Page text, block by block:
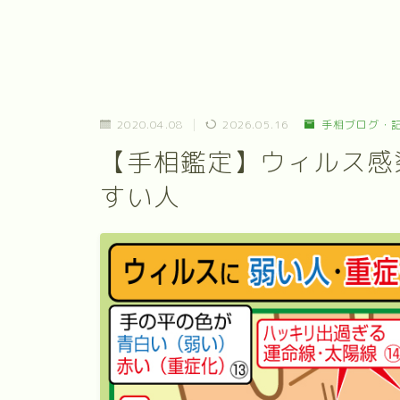
2020.04.08 2026.05.16 手相ブログ・
【手相鑑定】ウィルス
すい人